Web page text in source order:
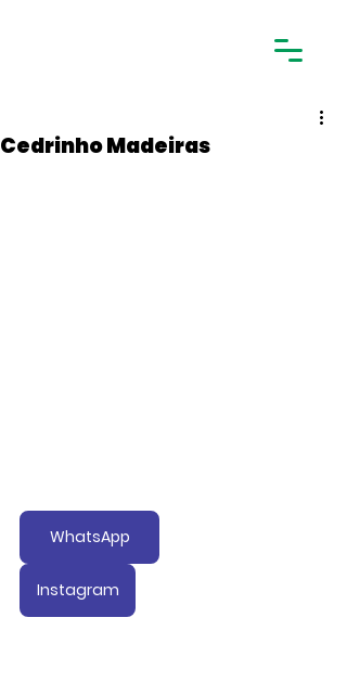
Cedrinho Madeiras
WhatsApp
Instagram